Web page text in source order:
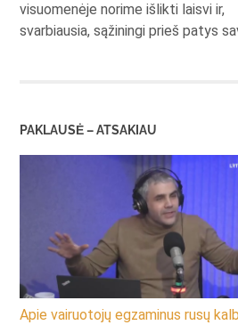
visuomenėje norime išlikti laisvi ir,
svarbiausia, sąžiningi prieš patys
PAKLAUSĖ – ATSAKIAU
Apie vairuotojų egzaminus rusų